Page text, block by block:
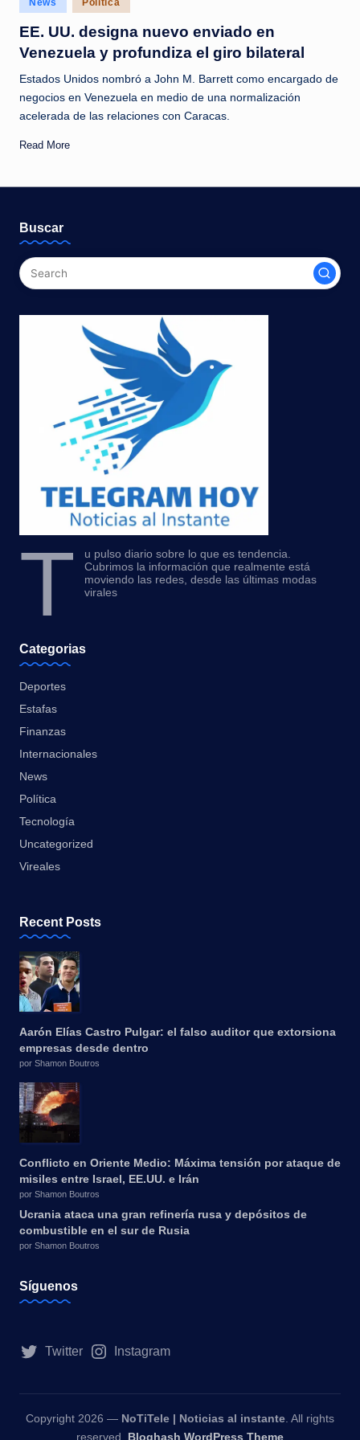
c
i
a
s
a
l
s
t
a
in
News Política
EE. UU. designa nuevo enviado en
Venezuela y profundiza el giro bilateral
Estados Unidos nombró a John M. Barrett como encargado de
negocios en Venezuela en medio de una normalización
acelerada de las relaciones con Caracas.
Read More
Buscar
T
u pulso diario sobre lo que es tendencia.
Cubrimos la información que realmente está
moviendo las redes, desde las últimas modas
virales
Categorias
Deportes
Estafas
Finanzas
Internacionales
News
Política
Tecnología
Uncategorized
Vireales
Recent Posts
Aarón Elías Castro Pulgar: el falso auditor que extorsiona
empresas desde dentro
por Shamon Boutros
Conflicto en Oriente Medio: Máxima tensión por ataque de
misiles entre Israel, EE.UU. e Irán
por Shamon Boutros
Ucrania ataca una gran refinería rusa y depósitos de
combustible en el sur de Rusia
por Shamon Boutros
Síguenos
Twitter Instagram
Copyright 2026 — NoTiTele | Noticias al instante . All rights
reserved. Bloghash WordPress Theme